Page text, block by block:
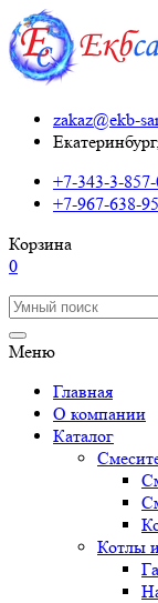
zakaz@ekb-
+7-343-3-
+7-967-638-
Корзина
0
Меню
Главная
О компании
Каталог
Котлы